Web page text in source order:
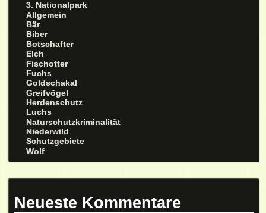
3. Nationalpark
Allgemein
Bär
Biber
Botschafter
Elch
Fischotter
Fuchs
Goldschakal
Greifvögel
Herdenschutz
Luchs
Naturschutzkriminalität
Niederwild
Schutzgebiete
Wolf
Neueste Kommentare